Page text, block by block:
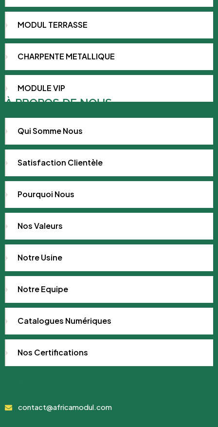
MODUL TERRASSE
CHARPENTE METALLIQUE
MODULE VIP
À PROPOS DE NOUS
Qui Somme Nous
Satisfaction Clientèle
Pourquoi Nous
Nos Valeurs
Notre Usine
Notre Equipe
Catalogues Numériques
Nos Certifications
contact@africamodul.com